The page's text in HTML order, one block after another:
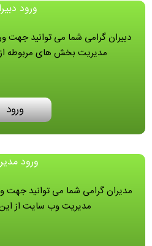
ورود
دبیران گرامی شما می توانید جهت
مدیریت بخش های مربوطه
ورود
ورود
مدیران گرامی شما می توانید جهت
مدیریت وب سایت از